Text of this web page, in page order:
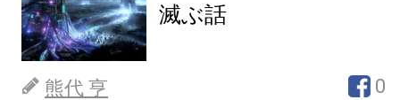
滅ぶ話
熊代 亨 0